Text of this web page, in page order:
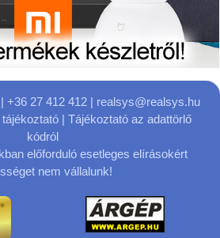
| +36 27 412 412 | realsys@realsys.hu
| Tájékoztató az adattörlő
kódról
előforduló esetleges elírásokért
nem vállalunk!